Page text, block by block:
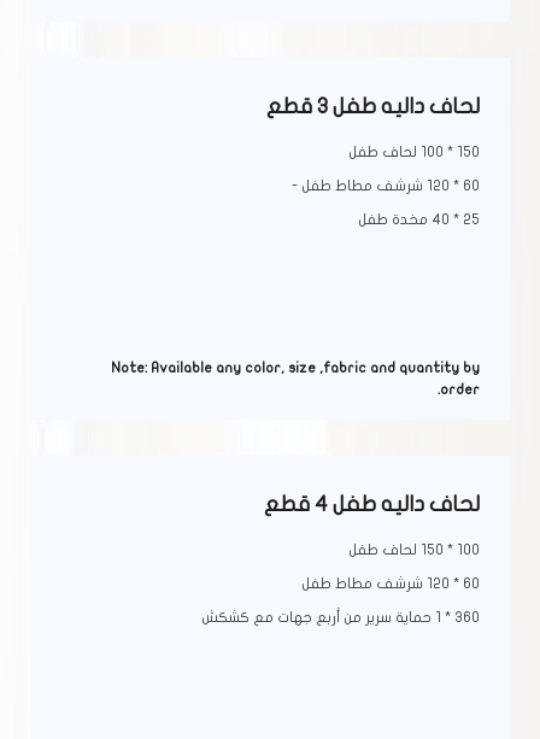
لحاف داليه طفل 3 قطع
150 * 100 لحاف طفل
60 * 120 شرشف مطاط طفل -
25 * 40 مخدة طفل
Note: Available any color, size ,fabric and quantity by
order.
لحاف داليه طفل 4 قطع
100 * 150 لحاف طفل
60 * 120 شرشف مطاط طفل
360 * 1 حماية سرير من أربع جهات مع كشكش